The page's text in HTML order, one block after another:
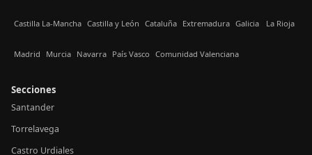
Castilla La-Mancha Castilla y León Cataluña Extremadura Galicia La Rioja
Madrid Murcia Navarra País Vasco Comunidad Valenciana
Secciones
Santander
Torrelavega
Castro Urdiales